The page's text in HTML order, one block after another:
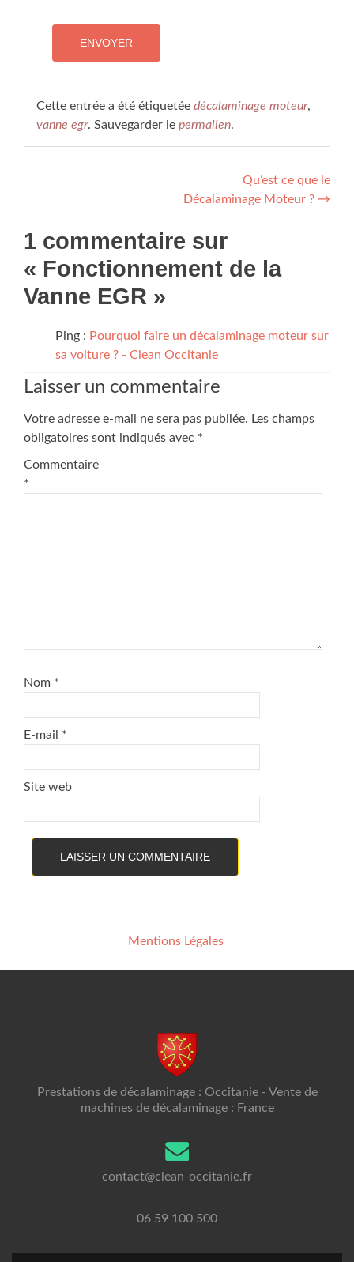
Cette entrée a été étiquetée décalaminage moteur,
vanne egr. Sauvegarder le permalien.
Qu’est ce que le
Décalaminage Moteur ? →
1 commentaire sur
« Fonctionnement de la
Vanne EGR »
Ping : Pourquoi faire un décalaminage moteur sur
sa voiture ? - Clean Occitanie
Laisser un commentaire
Votre adresse e-mail ne sera pas publiée. Les champs
obligatoires sont indiqués avec *
Commentaire
*
Nom *
E-mail *
Site web
Mentions Légales
Prestations de décalaminage : Occitanie - Vente de
machines de décalaminage : France
contact@clean-occitanie.fr
06 59 100 500